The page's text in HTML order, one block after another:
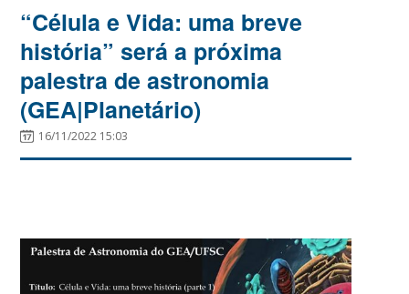
“Célula e Vida: uma breve
história” será a próxima
palestra de astronomia
(GEA|Planetário)
16/11/2022 15:03